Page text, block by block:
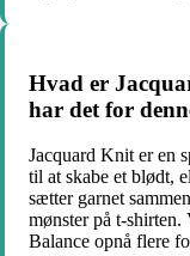
Hvad er
har det for
Jacquard Knit er en
til at skabe et blødt,
sætter garnet
mønster på t-
Balance opnå flere